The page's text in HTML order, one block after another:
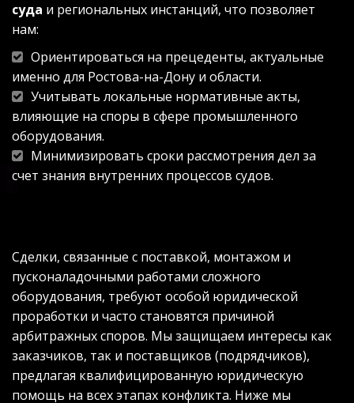
суда и региональных инстанций, что позволяет
нам:
Ориентироваться на прецеденты, актуальные
именно для Ростова-на-Дону и области.
Учитывать локальные нормативные акты,
влияющие на споры в сфере промышленного
оборудования.
Минимизировать сроки рассмотрения дел за
счет знания внутренних процессов судов.
Сделки, связанные с поставкой, монтажом и
пусконаладочными работами сложного
оборудования, требуют особой юридической
проработки и часто становятся причиной
арбитражных споров. Мы защищаем интересы как
заказчиков, так и поставщиков (подрядчиков),
предлагая квалифицированную юридическую
помощь на всех этапах конфликта. Ниже мы